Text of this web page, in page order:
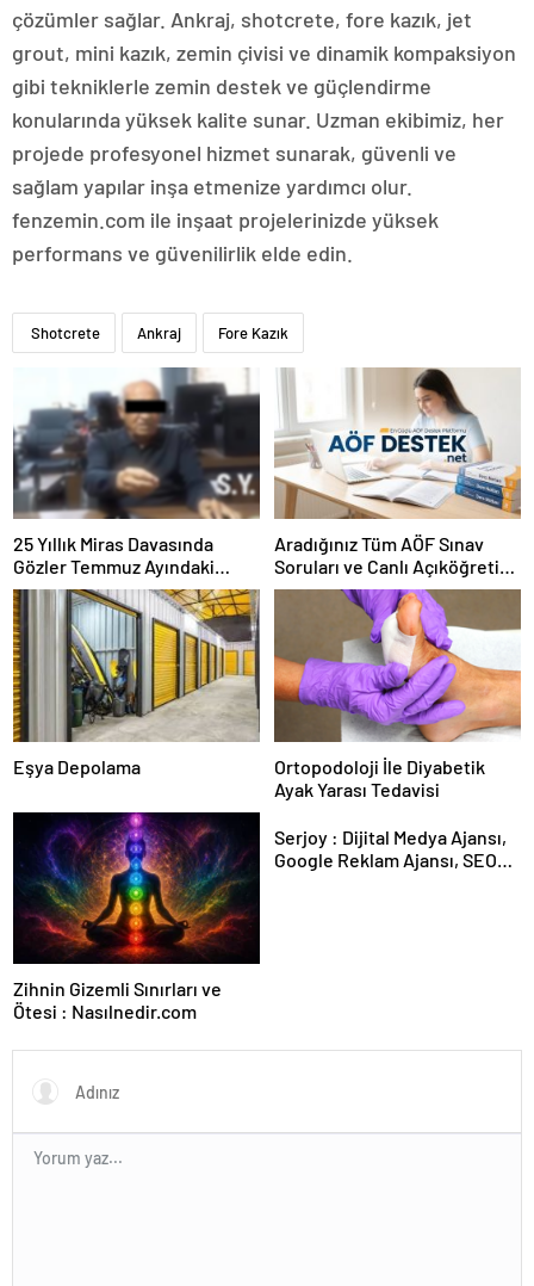
çözümler sağlar. Ankraj, shotcrete, fore kazık, jet
grout, mini kazık, zemin çivisi ve dinamik kompaksiyon
gibi tekniklerle zemin destek ve güçlendirme
konularında yüksek kalite sunar. Uzman ekibimiz, her
projede profesyonel hizmet sunarak, güvenli ve
sağlam yapılar inşa etmenize yardımcı olur.
fenzemin.com ile inşaat projelerinizde yüksek
performans ve güvenilirlik elde edin.
Shotcrete Ankraj Fore Kazık
25 Yıllık Miras Davasında
Gözler Temmuz Ayındaki
Karar Duruşmasına Çevrildi
Aradığınız Tüm AÖF Sınav
Soruları ve Canlı Açıköğretim
Forumu Burada
Eşya Depolama
Ortopodoloji İle Diyabetik
Ayak Yarası Tedavisi
Zihnin Gizemli Sınırları ve
Ötesi : Nasılnedir.com
Serjoy : Dijital Medya Ajansı,
Google Reklam Ajansı, SEO